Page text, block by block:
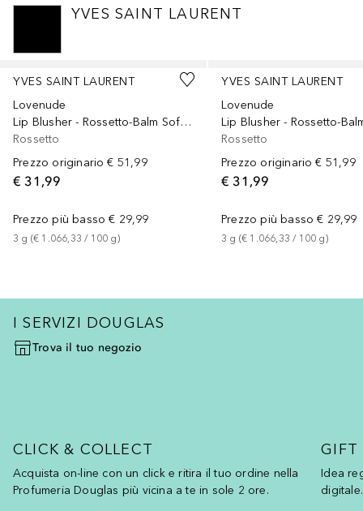
YVES SAINT LAURENT
YVES SAINT LAURENT
Lovenude
Lip Blusher - Rossetto-Balm Soft Matte
Rossetto
Prezzo originario € 51,99
€ 31,99
Prezzo più basso € 29,99
3 g (€ 1.066,33 / 100 g)
YVES SAINT LAURENT
Lovenude
Rossetto
Prezzo originario € 51,99
€ 31,99
Prezzo più basso € 29,99
3 g (€ 1.066,33 / 100 g)
I SERVIZI DOUGLAS
Trova il tuo negozio
CLICK & COLLECT
Acquista on-line con un click e ritira il tuo ordine nella
Profumeria Douglas più vicina a te in sole 2 ore.
GIFT
Idea